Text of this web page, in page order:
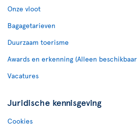
Onze vloot
Bagagetarieven
Duurzaam toerisme
Awards en erkenning (Alleen
Vacatures
Juridische kennisgeving
Cookies